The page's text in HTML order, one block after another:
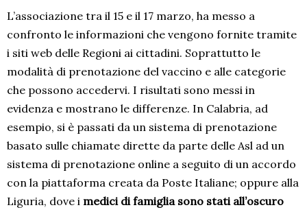
L’associazione tra il 15 e il 17 marzo, ha messo a
confronto le informazioni che vengono fornite tramite
i siti web delle Regioni ai cittadini. Soprattutto le
modalità di prenotazione del vaccino e alle categorie
che possono accedervi. I risultati sono messi in
evidenza e mostrano le differenze. In Calabria, ad
esempio, si è passati da un sistema di prenotazione
basato sulle chiamate dirette da parte delle Asl ad un
sistema di prenotazione online a seguito di un accordo
con la piattaforma creata da Poste Italiane; oppure alla
Liguria, dove i medici di famiglia sono stati all’oscuro